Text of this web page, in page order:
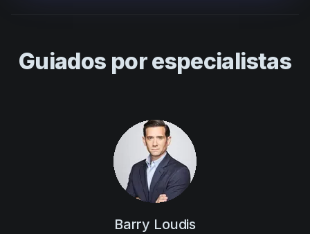
Guiados por especialistas
Barry Loudis